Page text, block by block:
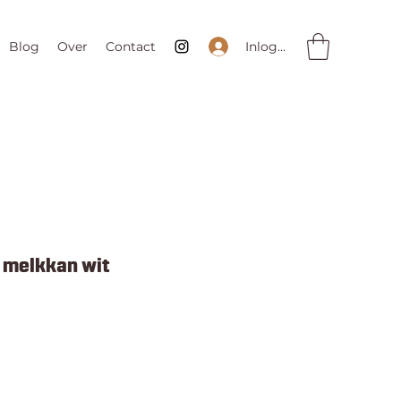
Blog Over Contact Inloggen
melkkan wit